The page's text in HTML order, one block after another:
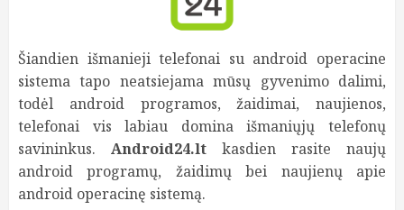
Šiandien išmanieji telefonai su android operacine
sistema tapo neatsiejama mūsų gyvenimo dalimi,
todėl android programos, žaidimai, naujienos,
telefonai vis labiau domina išmaniųjų telefonų
savininkus. Android24.lt kasdien rasite naujų
android programų, žaidimų bei naujienų apie
android operacinę sistemą.